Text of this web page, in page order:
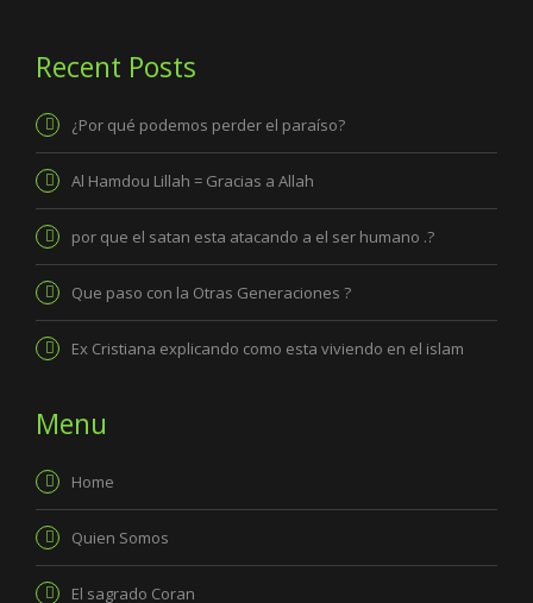
Recent Posts
¿Por qué podemos perder el paraíso?
Al Hamdou Lillah = Gracias a Allah
por que el satan esta atacando a el ser humano .?
Que paso con la Otras Generaciones ?
Ex Cristiana explicando como esta viviendo en el islam
Menu
Home
Quien Somos
El sagrado Coran